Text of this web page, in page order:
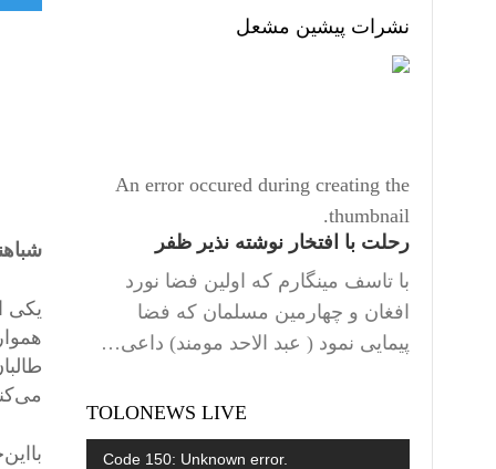
یکی
نشرات پیشین مشعل
An error occured during creating the
thumbnail.
رحلت با افتخار نوشته نذیر ظفر
با تاسف مینگارم که اولین فضا نورد
افغان و چهارمین مسلمان که فضا
پیمایی نمود ( عبد الاحد مومند) داعی…
TOLONEWS LIVE
Video
Code 150: Unknown error.